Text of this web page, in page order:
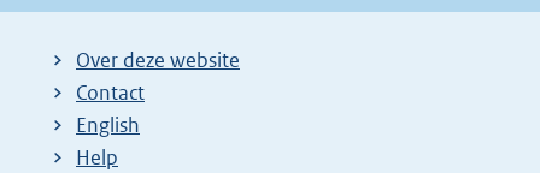
Over deze website
Contact
English
Help